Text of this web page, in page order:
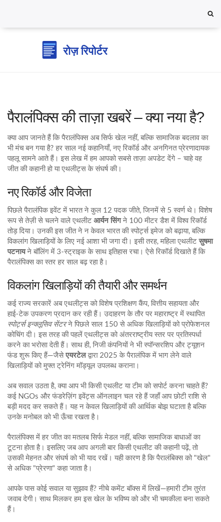
पैरालंपिक्स की ताज़ा खबरें – क्या नया है?
क्या आप जानते हैं कि पैरालंपिक्स अब सिर्फ खेल नहीं, बल्कि सामाजिक बदलाव का
भी मंच बन गया है? हर साल नई कहानियाँ, नए रिकॉर्ड और अनगिनत प्रेरणादायक
पहलू सामने आते हैं। इस लेख में हम आपको सबसे ताज़ा अपडेट देंगे – चाहे वह
जीत की कहानी हो या एथलीट्स के संघर्ष की।
नए रिकॉर्ड और विजेता
पिछले पैरालंपिक इवेंट में भारत ने कुल 12 पदक जीते, जिनमें से 5 स्वर्ण थे। विशेष
रूप से तेज़ी से चलने वाले एथलीट आर्यन सिंगने 100 मीटर डैश में विश्व रिकॉर्ड
तोड़ दिया। उनकी इस जीत ने न केवल भारत की स्पोर्ट्स इमेज को बढ़ाया, बल्कि
विकलांग खिलाड़ियों के लिए नई आशा भी जगा दी। इसी तरह, महिला एथलीट सुषमा
पटनायने बॉलिंग में 3‑स्ट्राइक के साथ इतिहास रचा। ऐसे रिकॉर्ड दिखाते हैं कि
पैरालंपिक्स का स्तर हर साल बढ़ रहा है।
विकलांग खिलाड़ियों की तैयारी और समर्थन
कई राज्य सरकारें अब एथलीट्स को विशेष प्रशिक्षण कैंप, वित्तीय सहायता और
हाई‑टेक उपकरण प्रदान कर रही हैं। उदाहरण के तौर पर महाराष्ट्र में स्थापित
स्पोर्ट्स इन्क्लूसिव सेंटरने पिछले साल 150 से अधिक खिलाड़ियों को प्रोफेशनल
कोचिंग दी। इस तरह की पहलें एथलीट्स को अंतरराष्ट्रीय स्तर पर प्रतिस्पर्धा
करने का भरोसा देती हैं। साथ ही, निजी कंपनियों ने भी स्पॉन्सरशिप और ट्यूशन
फंड शुरू किए हैं—जैसे एयरटेलद्वारा 2025 के पैरालंपिक में भाग लेने वाले
खिलाड़ियों को मुफ्त ट्रेनिंग मॉड्यूल उपलब्ध कराना।
अब सवाल उठता है, क्या आप भी किसी एथलीट या टीम को सपोर्ट करना चाहते हैं?
कई NGOs और फंडरेज़िंग इवेंट्स ऑनलाइन चल रहे हैं जहाँ आप छोटी राशि से
बड़ी मदद कर सकते हैं। यह न केवल खिलाड़ियों की आर्थिक बोझ घटाता है बल्कि
उनके मनोबल को भी ऊँचा रखता है।
पैरालंपिक्स में हर जीत का मतलब सिर्फ मेडल नहीं, बल्कि सामाजिक बाधाओं का
टूटना होता है। इसलिए जब आप अगली बार किसी एथलीट की कहानी पढ़ें, तो
उसकी मेहनत और संघर्ष को भी याद रखें। यही कारण है कि पैरालंबिक्स को "खेल"
से अधिक "प्रेरणा" कहा जाता है।
आपके पास कोई सवाल या सुझाव हैं? नीचे कमेंट बॉक्स में लिखें—हमारी टीम तुरंत
जवाब देगी। साथ मिलकर हम इस खेल के भविष्य को और भी चमकीला बना सकते
हैं।